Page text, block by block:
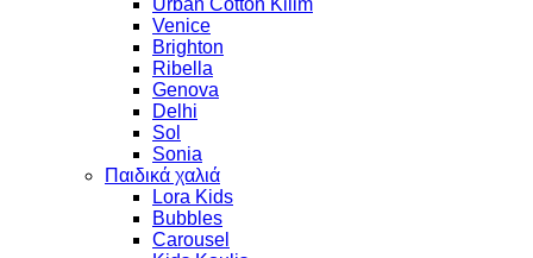
Venice
Brighton
Ribella
Genova
Delhi
Sol
Sonia
Παιδικά χαλιά
Lora Kids
Bubbles
Carousel